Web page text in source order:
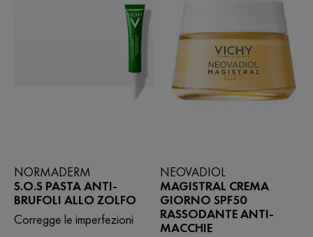
NORMADERM
S.O.S PASTA ANTI-
BRUFOLI ALLO ZOLFO
Corregge le imperfezioni
NEOVADIOL
MAGISTRAL CREMA
GIORNO SPF50
RASSODANTE ANTI-
MACCHIE